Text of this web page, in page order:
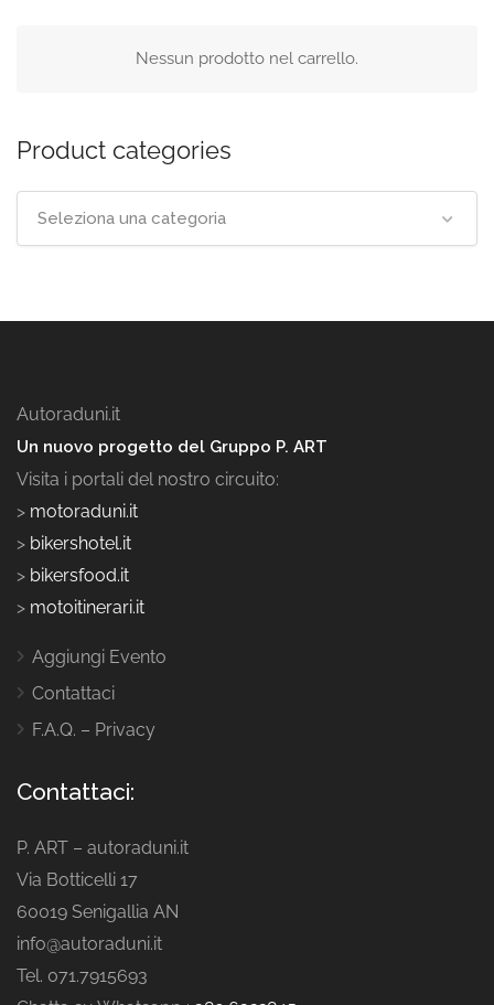
Nessun prodotto nel carrello.
Product categories
Seleziona una categoria
Autoraduni.it
Un nuovo progetto del Gruppo P. ART
Visita i portali del nostro circuito:
> motoraduni.it
> bikershotel.it
> bikersfood.it
> motoitinerari.it
Aggiungi Evento
Contattaci
F.A.Q. – Privacy
Contattaci:
P. ART – autoraduni.it
Via Botticelli 17
60019 Senigallia AN
info@autoraduni.it
Tel. 071.7915693